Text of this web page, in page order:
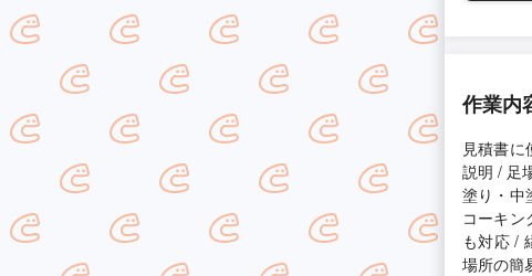
作業内
見積書
説明 / 足
塗り・中
コーキン
も対応 /
場所の簡